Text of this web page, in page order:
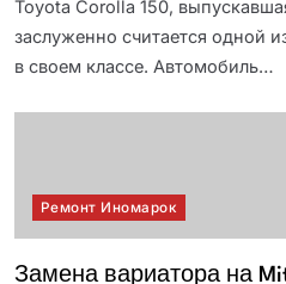
Toyota Corolla 150,
заслуженно считается одной
в своем классе. Автомобиль…
Ремонт Иномарок
Замена вариатора на